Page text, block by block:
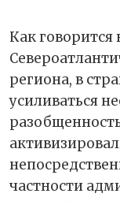
Как говорится
региона, в
усиливаться
частности